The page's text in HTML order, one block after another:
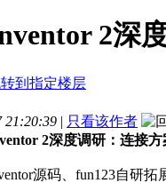
2深
21:20:39 | 只看该作者
2深度调研：连接
源码、fun123自研拓